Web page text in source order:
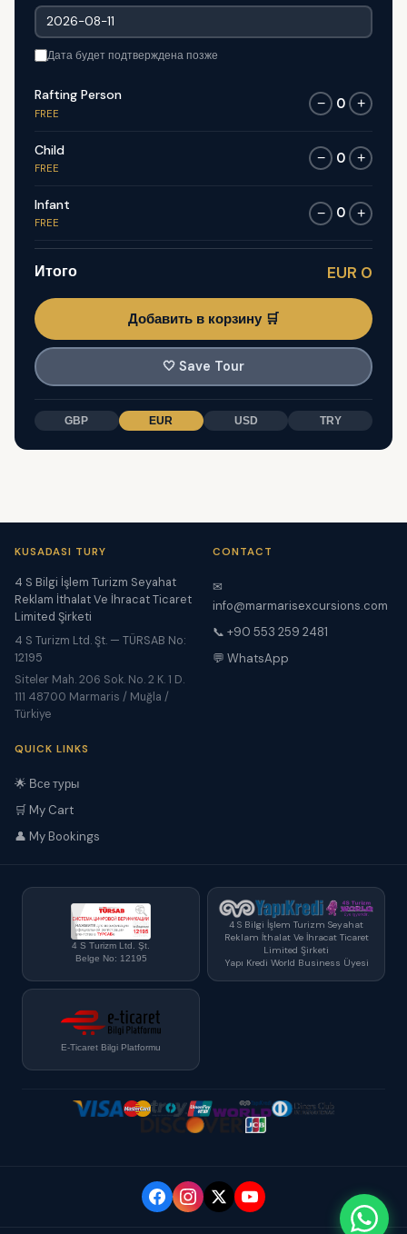
Дата будет подтверждена позже
Rafting Person
FREE
− 0 +
Child
FREE
− 0 +
Infant
FREE
− 0 +
Итого EUR 0
Добавить в корзину 🛒
🤍 Save Tour
GBP EUR USD TRY
KUSADASI TURY
4 S Bilgi İşlem Turizm Seyahat
Reklam İthalat Ve İhracat Ticaret
Limited Şirketi
4 S Turizm Ltd. Şt. — TÜRSAB No:
12195
Siteler Mah. 206 Sok. No. 2 K. 1 D.
111 48700 Marmaris / Muğla /
Türkiye
CONTACT
✉
info@marmarisexcursions.com
📞 +90 553 259 2481
💬 WhatsApp
QUICK LINKS
🌟 Все туры
🛒 My Cart
👤 My Bookings
4 S Turizm Ltd. Şt.
Belge No: 12195
4 S Bilgi İşlem Turizm Seyahat
Reklam İthalat Ve İhracat Ticaret
Limited Şirketi
Yapı Kredi World Business Üyesi
E-Ticaret Bilgi Platformu